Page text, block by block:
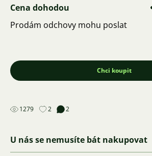
Cena dohodou
Prodám odchovy mohu poslat
Chci koupit
1279 2 2
U nás se nemusíte bát nakupovat